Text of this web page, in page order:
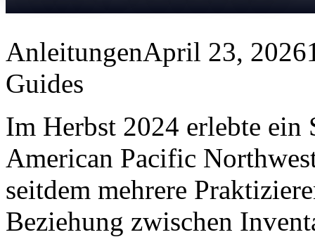
AnleitungenApril 23, 2026
Guides
Im Herbst 2024 erlebte
American Pacific
seitdem mehrere
Beziehung zwischen